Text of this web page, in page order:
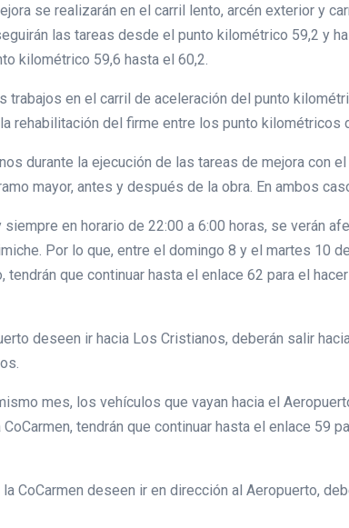
se realizarán en el carril lento, arcén exterior y
las tareas desde el punto kilométrico 59,2 y
kilométrico 59,6 hasta el 60,2.
trabajos en el carril de aceleración del punto
rehabilitación del firme entre los punto kilométricos
durante la ejecución de las tareas de mejora con
mayor, antes y después de la obra. En ambos
siempre en horario de 22:00 a 6:00 horas, se verán
Por lo que, entre el domingo 8 y el martes 10
tendrán que continuar hasta el enlace 62 para el
deseen ir hacia Los Cristianos, deberán salir
mes, los vehículos que vayan hacia el
tendrán que continuar hasta el enlace 59
CoCarmen deseen ir en dirección al Aeropuerto,